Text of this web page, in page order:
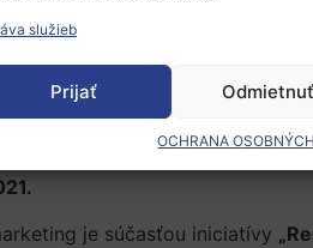
služieb
Prijať Odmietnuť
OCHRANA
svoje prvé kroky v
je súčasťou iniciatívy